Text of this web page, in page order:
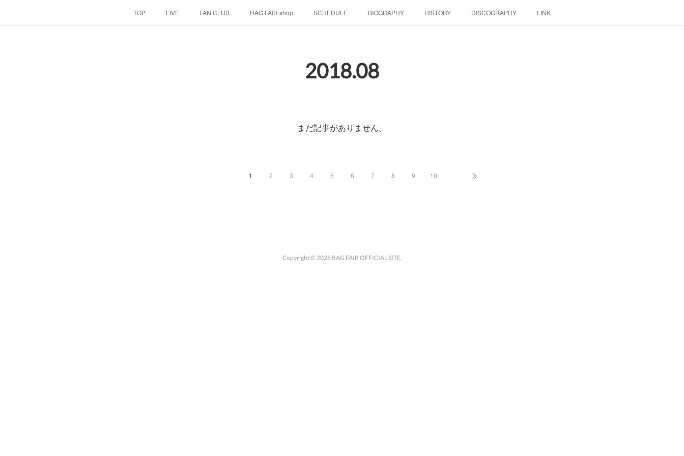
TOP LIVE FAN CLUB RAG FAIR shop SCHEDULE BIOGRAPHY HISTORY DISCOGRAPHY LINK
2018.08
まだ記事がありません。
1 2 3 4 5 6 7 8 9 10
Copyright © 2026 RAG FAIR OFFICIAL SITE.